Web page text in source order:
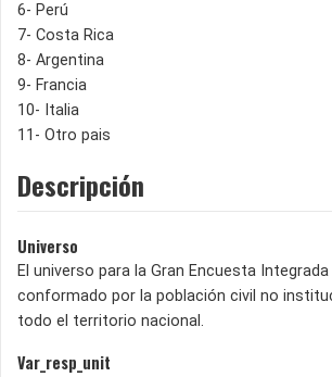
6- Perú
7- Costa Rica
8- Argentina
9- Francia
10- Italia
11- Otro pais
Descripción
Universo
El universo para la Gran Encuesta
conformado por la población civil no
todo el territorio nacional.
Var_resp_unit